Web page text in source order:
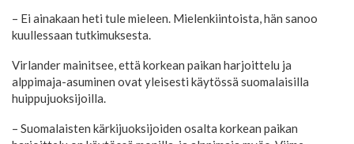
– Ei ainakaan heti tule mieleen. Mielenkiintoista, hän sanoo
kuullessaan tutkimuksesta.
Virlander mainitsee, että korkean paikan harjoittelu ja
alppimaja-asuminen ovat yleisesti käytössä suomalaisilla
huippujuoksijoilla.
– Suomalaisten kärkijuoksijoiden osalta korkean paikan